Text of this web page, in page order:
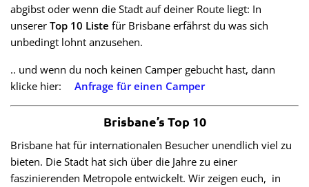
abgibst oder wenn die Stadt auf deiner Route liegt: In
unserer Top 10 Liste für Brisbane erfährst du was sich
unbedingt lohnt anzusehen.
.. und wenn du noch keinen Camper gebucht hast, dann
klicke hier:
Anfrage für einen Camper
Brisbane’s Top 10
Brisbane hat für internationalen Besucher unendlich viel zu
bieten. Die Stadt hat sich über die Jahre zu einer
faszinierenden Metropole entwickelt. Wir zeigen euch, in